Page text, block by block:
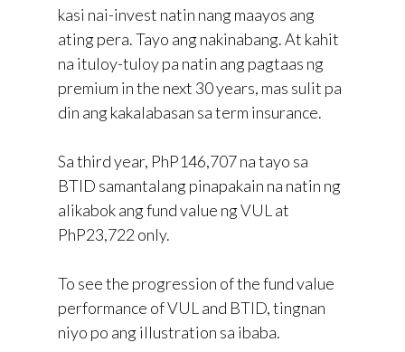
kasi nai-invest natin nang maayos ang
ating pera. Tayo ang nakinabang. At kahit
na ituloy-tuloy pa natin ang pagtaas ng
premium in the next 30 years, mas sulit pa
din ang kakalabasan sa term insurance.
Sa third year, PhP146,707 na tayo sa
BTID samantalang pinapakain na natin ng
alikabok ang fund value ng VUL at
PhP23,722 only.
To see the progression of the fund value
performance of VUL and BTID, tingnan
niyo po ang illustration sa ibaba.